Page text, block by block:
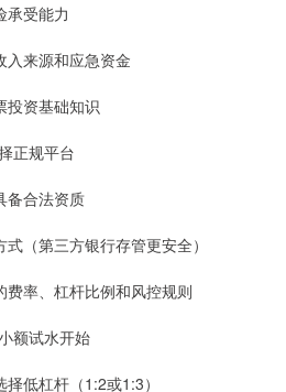
承受能力
入来源和应急资金
投资基础知识
正规平台
备合法资质
（第三方银行存管更安全）
费率、杠杆比例和风控规则
额试水开始
低杠杆（1:2或1:3）